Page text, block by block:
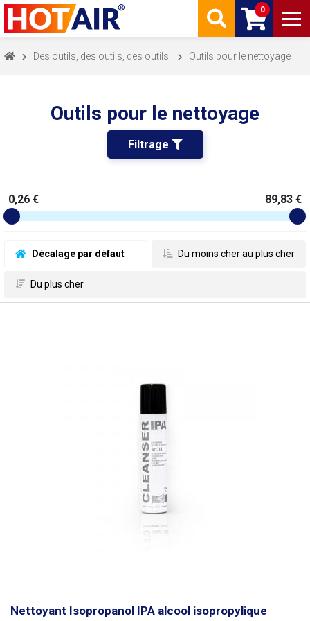
0
Des outils, des outils, des outils Outils pour le nettoyage
Outils pour le nettoyage
Filtrage
Décalage par défaut Du moins cher au plus cher
Du plus cher
0,26 € 89,83 €
Nettoyant Isopropanol IPA alcool isopropylique